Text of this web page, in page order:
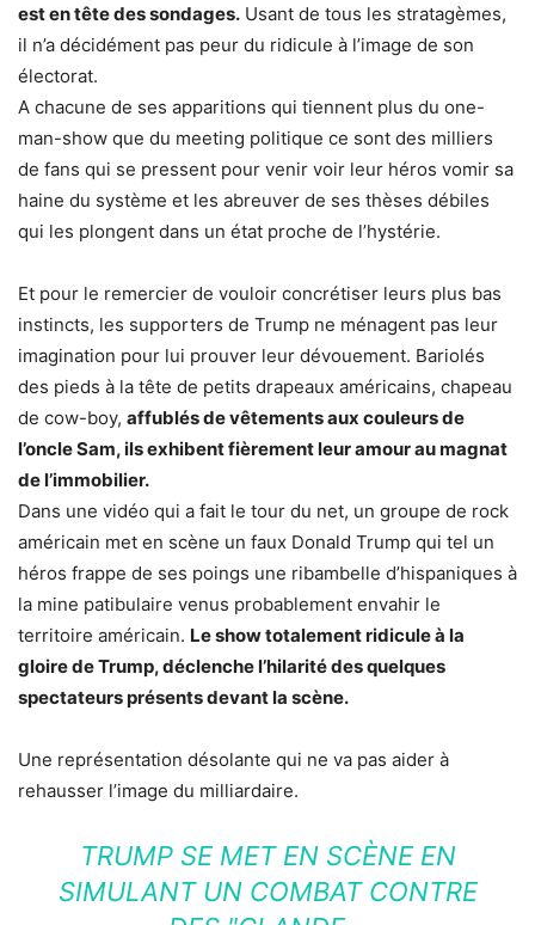
est en tête des sondages. Usant de tous les stratagèmes,
il n’a décidément pas peur du ridicule à l’image de son
électorat.
A chacune de ses apparitions qui tiennent plus du one-
man-show que du meeting politique ce sont des milliers
de fans qui se pressent pour venir voir leur héros vomir sa
haine du système et les abreuver de ses thèses débiles
qui les plongent dans un état proche de l’hystérie.
Et pour le remercier de vouloir concrétiser leurs plus bas
instincts, les supporters de Trump ne ménagent pas leur
imagination pour lui prouver leur dévouement. Bariolés
des pieds à la tête de petits drapeaux américains, chapeau
de cow-boy, affublés de vêtements aux couleurs de
l’oncle Sam, ils exhibent fièrement leur amour au magnat
de l’immobilier.
Dans une vidéo qui a fait le tour du net, un groupe de rock
américain met en scène un faux Donald Trump qui tel un
héros frappe de ses poings une ribambelle d’hispaniques à
la mine patibulaire venus probablement envahir le
territoire américain. Le show totalement ridicule à la
gloire de Trump, déclenche l’hilarité des quelques
spectateurs présents devant la scène.
Une représentation désolante qui ne va pas aider à
rehausser l’image du milliardaire.
TRUMP SE MET EN SCÈNE EN
SIMULANT UN COMBAT CONTRE